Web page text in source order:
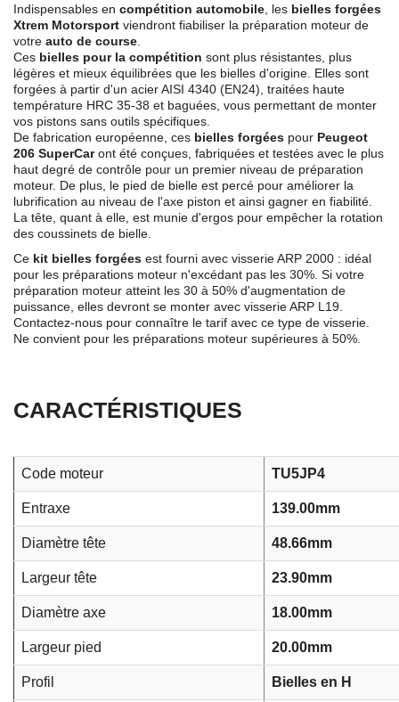
Indispensables en compétition automobile , les bielles forgées
Xtrem Motorsport viendront fiabiliser la préparation moteur de
votre auto de course
Ces bielles pour la compétition sont plus résistantes, plus
légères et mieux équilibrées que les bielles d'origine. Elles sont
forgées à partir d'un acier AISI 4340 (EN24), traitées haute
température HRC 35-38 et baguées, vous permettant de monter
vos pistons sans outils spécifiques.
De fabrication européenne, ces bielles forgées pour Peugeot
206 SuperCaront été conçues, fabriquées et testées avec le plus
haut degré de contrôle pour un premier niveau de préparation
moteur. De plus, le pied de bielle est percé pour améliorer la
lubrification au niveau de l'axe piston et ainsi gagner en fiabilité.
La tête, quant à elle, est munie d'ergos pour empêcher la rotation
des coussinets de bielle.
Ce kit bielles forgées est fourni avec visserie ARP 2000 : idéal
pour les préparations moteur n'excédant pas les 30%. Si votre
préparation moteur atteint les 30 à 50% d'augmentation de
puissance, elles devront se monter avec visserie ARP L19.
Contactez-nous pour connaître le tarif avec ce type de visserie.
Ne convient pour les préparations moteur supérieures à 50%.
CARACTÉRISTIQUES
Code moteur TU5JP4
Entraxe 139.00mm
Diamètre tête 48.66mm
Largeur tête 23.90mm
Diamètre axe 18.00mm
Largeur pied 20.00mm
Profil Bielles en H